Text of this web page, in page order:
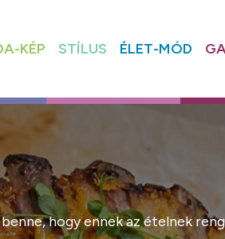
KÉP STÍLUS ÉLET-MÓD
hogy ennek az ételnek